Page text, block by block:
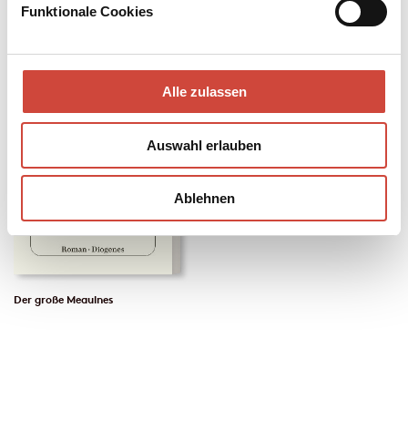
Funktionale Cookies
Alle zulassen
Auswahl erlauben
Ablehnen
Der große Meaulnes